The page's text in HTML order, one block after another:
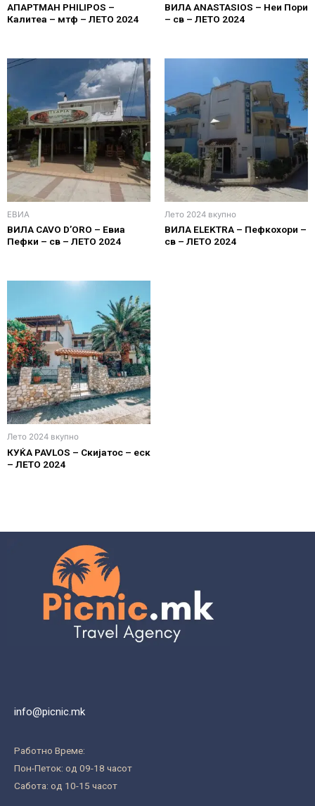
АПАРТМАН PHILIPOS –
Калитеа – мтф – ЛЕТО 2024
ВИЛА ANASTASIOS – Неи Пори
– св – ЛЕТО 2024
ЕВИА
ВИЛА CAVO D’ORO – Евиа
Пефки – св – ЛЕТО 2024
Лето 2024 вкупно
ВИЛА ELEKTRA – Пефкохори –
св – ЛЕТО 2024
Лето 2024 вкупно
КУЌА PAVLOS – Скијатос – еск
– ЛЕТО 2024
info@picnic.mk
Работно Време:
Пон-Петок: од 09-18 часот
Сабота: од 10-15 часот